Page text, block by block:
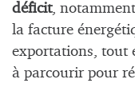
déficit,
la facture
exportations, tout
à parcourir pour